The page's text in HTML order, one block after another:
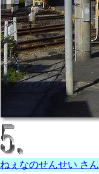
ねぇなのせんせい さん